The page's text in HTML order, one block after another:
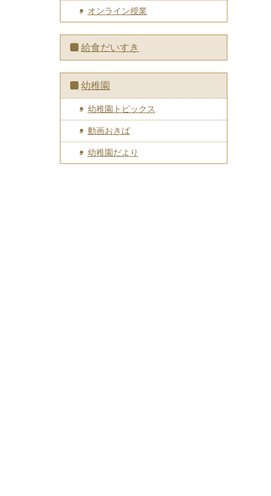
オンライン授業
給食だいすき
幼稚園
幼稚園トピックス
動画おきば
幼稚園だより